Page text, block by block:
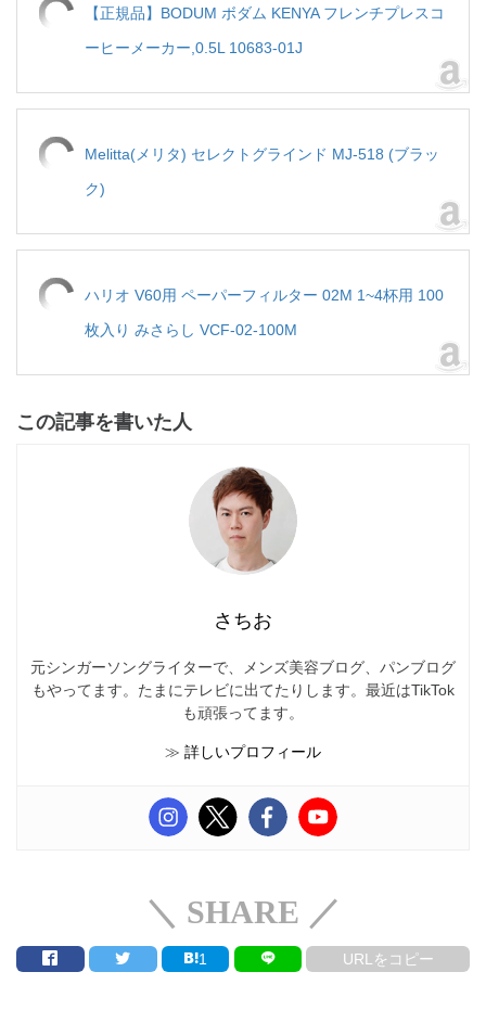
【正規品】BODUM ボダム KENYA フレンチプレスコ
ーヒーメーカー,0.5L 10683-01J
Melitta(メリタ) セレクトグラインド MJ-518 (ブラッ
ク)
ハリオ V60用 ペーパーフィルター 02M 1~4杯用 100
枚入り みさらし VCF-02-100M
この記事を書いた人
さちお
元シンガーソングライターで、メンズ美容ブログ、パンブログ
もやってます。たまにテレビに出てたりします。最近はTikTok
も頑張ってます。
≫ 詳しいプロフィール
＼ SHARE ／
1 URLをコピー